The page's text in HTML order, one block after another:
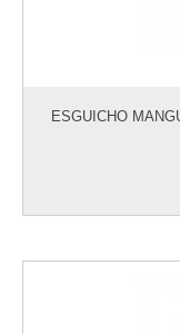
ESGUICHO